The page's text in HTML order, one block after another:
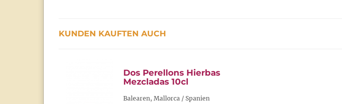
KUNDEN KAUFTEN AUCH
Dos Perellons Hierbas
Mezcladas 10cl
Balearen, Mallorca / Spanien